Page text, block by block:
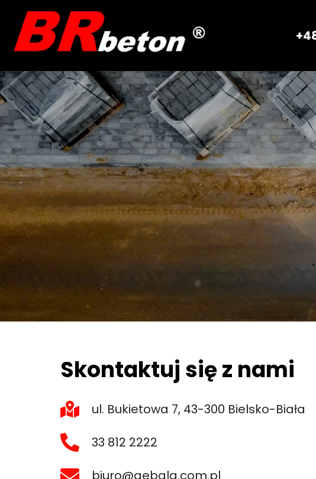
Skontaktuj się z nami
ul. Bukietowa 7, 43-300 Bielsko-Biała
33 812 2222
biuro@gebala.com.pl